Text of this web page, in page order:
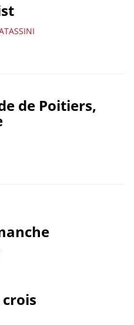
de Poitiers,